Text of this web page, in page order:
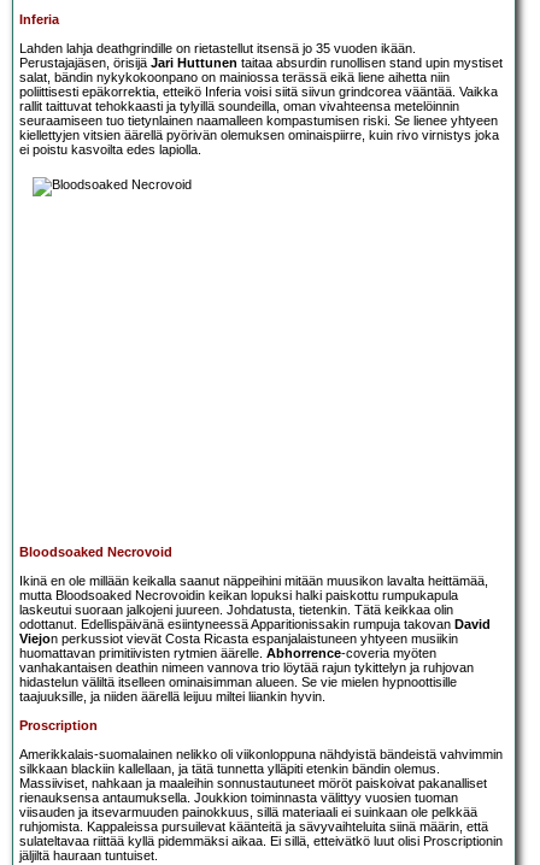
Inferia
Lahden lahja deathgrindille on rietastellut itsensä jo 35 vuoden ikään.
Perustajajäsen, örisijä Jari Huttunen taitaa absurdin runollisen stand upin mystiset
salat, bändin nykykokoonpano on mainiossa terässä eikä liene aihetta niin
poliittisesti epäkorrektia, etteikö Inferia voisi siitä siivun grindcorea vääntää. Vaikka
rallit taittuvat tehokkaasti ja tylyillä soundeilla, oman vivahteensa metelöinnin
seuraamiseen tuo tietynlainen naamalleen kompastumisen riski. Se lienee yhtyeen
kiellettyjen vitsien äärellä pyörivän olemuksen ominaispiirre, kuin rivo virnistys joka
ei poistu kasvoilta edes lapiolla.
Bloodsoaked Necrovoid
Ikinä en ole millään keikalla saanut näppeihini mitään muusikon lavalta heittämää,
mutta Bloodsoaked Necrovoidin keikan lopuksi halki paiskottu rumpukapula
laskeutui suoraan jalkojeni juureen. Johdatusta, tietenkin. Tätä keikkaa olin
odottanut. Edellispäivänä esiintyneessä Apparitionissakin rumpuja takovan David
Viejon perkussiot vievät Costa Ricasta espanjalaistuneen yhtyeen musiikin
huomattavan primitiivisten rytmien äärelle. Abhorrence-coveria myöten
vanhakantaisen deathin nimeen vannova trio löytää rajun tykittelyn ja ruhjovan
hidastelun väliltä itselleen ominaisimman alueen. Se vie mielen hypnoottisille
taajuuksille, ja niiden äärellä leijuu miltei liiankin hyvin.
Proscription
Amerikkalais-suomalainen nelikko oli viikonloppuna nähdyistä bändeistä vahvimmin
silkkaan blackiin kallellaan, ja tätä tunnetta ylläpiti etenkin bändin olemus.
Massiiviset, nahkaan ja maaleihin sonnustautuneet möröt paiskoivat pakanalliset
rienauksensa antaumuksella. Joukkion toiminnasta välittyy vuosien tuoman
viisauden ja itsevarmuuden painokkuus, sillä materiaali ei suinkaan ole pelkkää
ruhjomista. Kappaleissa pursuilevat käänteitä ja sävyvaihteluita siinä määrin, että
sulateltavaa riittää kyllä pidemmäksi aikaa. Ei sillä, etteivätkö luut olisi Proscriptionin
jäljiltä hauraan tuntuiset.